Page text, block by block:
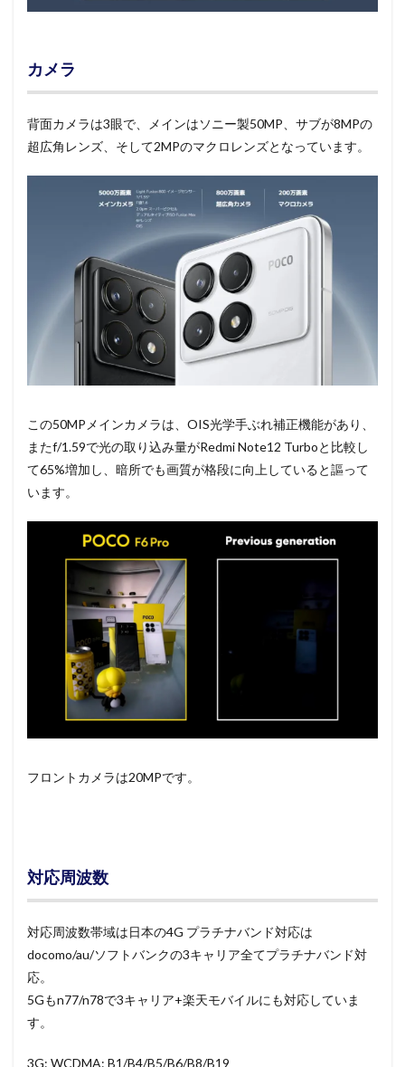
カメラ
背面カメラは3眼で、メインはソニー製50MP、サブが8MPの
超広角レンズ、そして2MPのマクロレンズとなっています。
この50MPメインカメラは、OIS光学手ぶれ補正機能があり、
またf/1.59で光の取り込み量がRedmi Note12 Turboと比較し
て65%増加し、暗所でも画質が格段に向上していると謳って
います。
フロントカメラは20MPです。
対応周波数
対応周波数帯域は日本の4G プラチナバンド対応は
docomo/au/ソフトバンクの3キャリア全てプラチナバンド対
応。
5Gもn77/n78で3キャリア+楽天モバイルにも対応していま
す。
3G: WCDMA: B1/B4/B5/B6/B8/B19